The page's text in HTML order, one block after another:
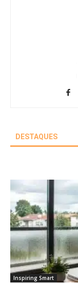
DESTAQUES
Inspiring Smart